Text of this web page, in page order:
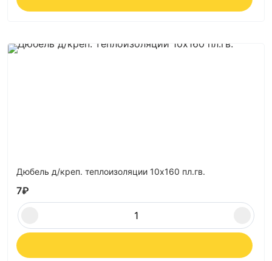
Дюбель д/креп. теплоизоляции 10х160 пл.гв.
7₽